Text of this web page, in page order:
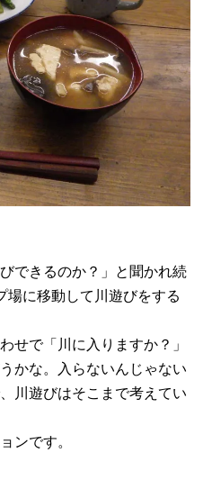
できるのか？」と聞かれ続
場に移動して川遊びをする
せで「川に入りますか？」
かな。入らないんじゃない
川遊びはそこまで考えてい
ンです。